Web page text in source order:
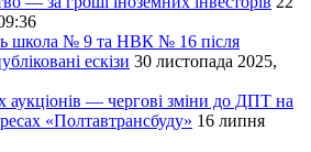
школа № 9 та НВК № 16 після
ескізи 30 листопада 2025,
аукціонів — чергові зміни до ДПТ на
«Полтавтрансбуду» 16 липня